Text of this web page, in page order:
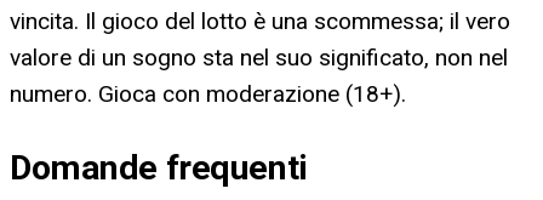
vincita. Il gioco del lotto è una scommessa; il vero
valore di un sogno sta nel suo significato, non nel
numero. Gioca con moderazione (18+).
Domande frequenti